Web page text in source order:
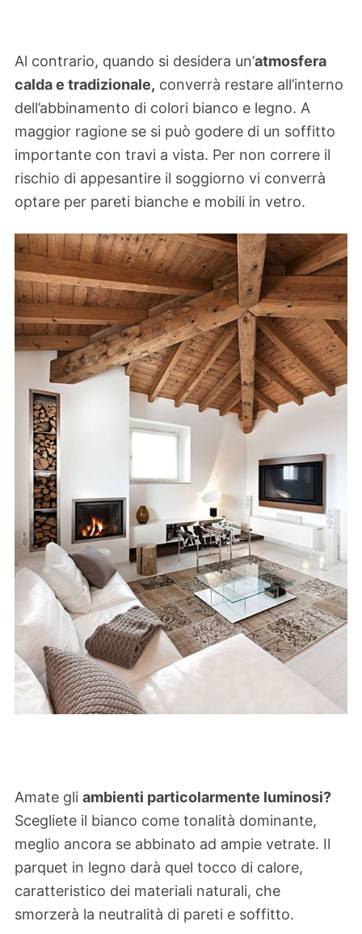
Al contrario, quando si desidera un’atmosfera
calda e tradizionale, converrà restare all’interno
dell’abbinamento di colori bianco e legno. A
maggior ragione se si può godere di un soffitto
importante con travi a vista. Per non correre il
rischio di appesantire il soggiorno vi converrà
optare per pareti bianche e mobili in vetro.
Amate gli ambienti particolarmente luminosi?
Scegliete il bianco come tonalità dominante,
meglio ancora se abbinato ad ampie vetrate. Il
parquet in legno darà quel tocco di calore,
caratteristico dei materiali naturali, che
smorzerà la neutralità di pareti e soffitto.